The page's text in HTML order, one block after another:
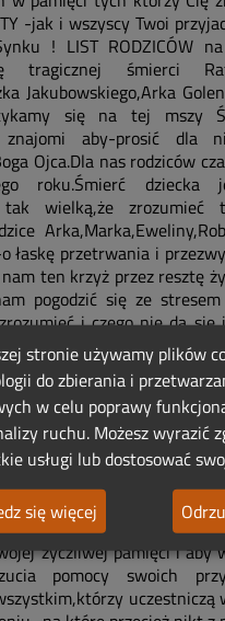
-jak i wszyscy Twoi
! LIST RODZICÓW
tragicznej śmierci
Jakubowskiego,Arka
się na tej mszy
znajomi aby-prosić dla
Ojca.Dla nas rodziców
roku.Śmierć
tak wielką,że
łaskę przetrwania i
ten krzyż przez resztę
pogodzić się ze
i czego nie da się
w to, że z każdym
choć odeszły- to
kochać nigdy nie
swoimi rodzicami -
też prosić o
i Leszka
się nimi do końca
brata i
Boga o to, by
życzliwej pamięci i aby
pomocy swoich
uczestniczą
stronie używamy plików
do zbierania i
w celu poprawy
ruchu. Możesz wyrazić
usługi lub dostosować
się więcej